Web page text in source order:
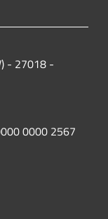
- 27018 -
0000 2567